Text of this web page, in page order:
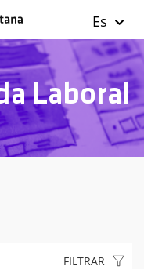
Es
Laboral
FILTRAR